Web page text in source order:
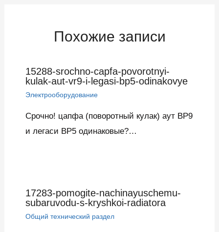
Похожие записи
15288-srochno-capfa-povorotnyi-
kulak-aut-vr9-i-legasi-bp5-odinakovye
Электрооборудование
Срочно! цапфа (поворотный кулак) аут ВР9
и легаси BP5 одинаковые?…
17283-pomogite-nachinayuschemu-
subaruvodu-s-kryshkoi-radiatora
Общий технический раздел